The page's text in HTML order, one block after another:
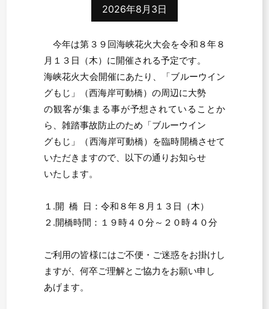
2026年8月3日
今年は第３９回海峡花火大会を令和８年８
月１３日（木）に開催される予定です。
海峡花火大会開催にあたり、「ブルーウイン
グもじ」（西海岸可動橋）の周辺に大勢
の観客が集まる事が予想されていることか
ら、雑踏事故防止のため「ブルーウイン
グもじ」（西海岸可動橋）を臨時開橋させて
いただきますので、以下の通りお知らせ
いたします。
１.開 橋 日：令和８年８月１３日（木）
２.開橋時間：１９時４０分～２０時４０分
ご利用の皆様にはご不便・ご迷惑をお掛けし
ますが、何卒ご理解とご協力をお願い申し
あげます。